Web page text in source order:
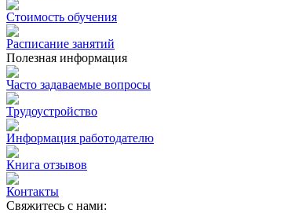
Стоимость обучения
Расписание занятий
Полезная информация
Часто задаваемые вопросы
Трудоустройство
Информация работодателю
Книга отзывов
Контакты
Свяжитесь с нами: